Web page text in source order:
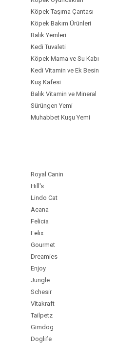
Köpek Taşıma Çantası
Köpek Bakım Ürünleri
Balık Yemleri
Kedi Tuvaleti
Köpek Mama ve Su Kabı
Kedi Vitamin ve Ek Besin
Kuş Kafesi
Balık Vitamin ve Mineral
Sürüngen Yemi
Muhabbet Kuşu Yemi
Royal Canin
Hill's
Lindo Cat
Acana
Felicia
Felix
Gourmet
Dreamies
Enjoy
Jungle
Schesir
Vitakraft
Tailpetz
Gimdog
Doglife